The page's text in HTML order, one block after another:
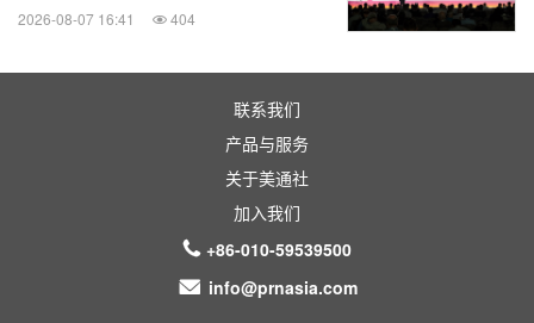
公共设施
2026-08-07 16:41 404
联系我们
产品与服务
关于美通社
加入我们
+86-010-59539500
info@prnasia.com